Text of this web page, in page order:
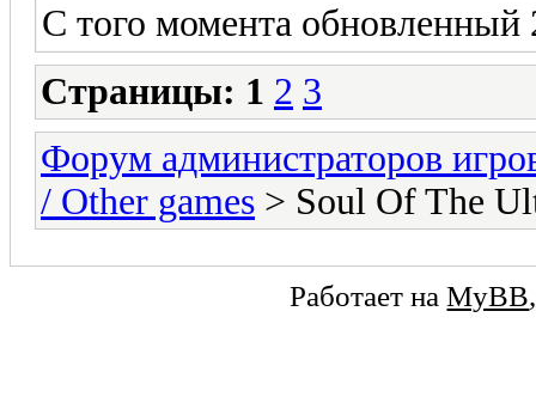
С того момента
Страницы: 1 2 3
Форум администраторов
/ Other games > Soul Of The
Работает наMyBB